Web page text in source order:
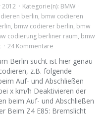
2012 Kategorie(n): BMW
berlin, bmw codieren
, bmw codierer berlin, bmw
codierung berliner raum, bmw
24 Kommentare
Berlin sucht ist hier genau
z.B. folgende
Auf- und Abschließen
x km/h Deaktivieren der
beim Auf- und Abschließen
Beim Z4 E85: Bremslicht